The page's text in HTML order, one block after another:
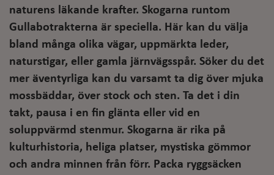
naturens läkande krafter. Skogarna runtom
Gullabotrakterna är speciella. Här kan du välja
bland många olika vägar, uppmärkta leder,
naturstigar, eller gamla järnvägsspår. Söker du det
mer äventyrliga kan du varsamt ta dig över mjuka
mossbäddar, över stock och sten. Ta det i din
takt, pausa i en fin glänta eller vid en
soluppvärmd stenmur. Skogarna är rika på
kulturhistoria, heliga platser, mystiska gömmor
och andra minnen från förr. Packa ryggsäcken